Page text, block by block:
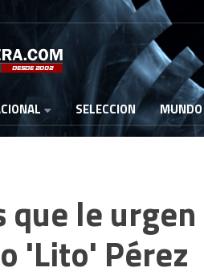
SELECCION
le
'Lito' Pérez